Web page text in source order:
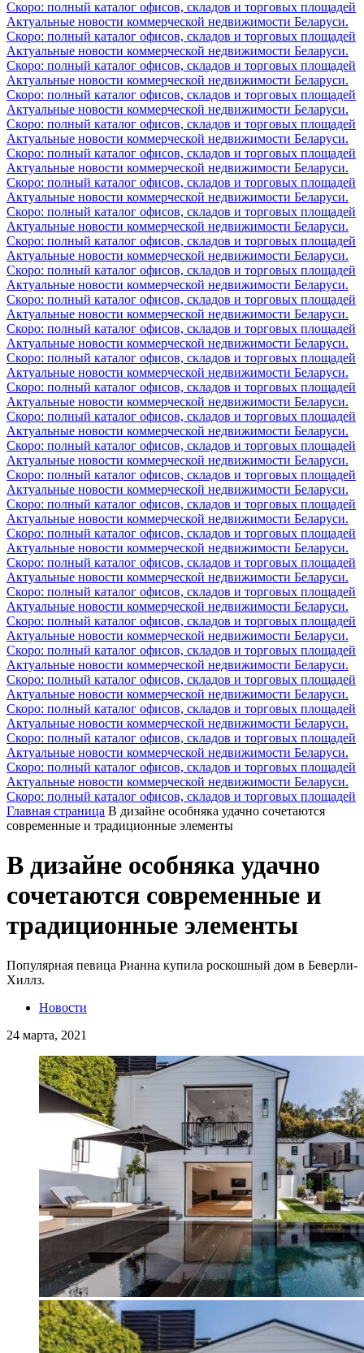
Скоро: полный каталог офисов, складов и торговых площадей
Актуальные новости коммерческой недвижимости Беларуси.
Скоро: полный каталог офисов, складов и торговых площадей
Актуальные новости коммерческой недвижимости Беларуси.
Скоро: полный каталог офисов, складов и торговых площадей
Актуальные новости коммерческой недвижимости Беларуси.
Скоро: полный каталог офисов, складов и торговых площадей
Актуальные новости коммерческой недвижимости Беларуси.
Скоро: полный каталог офисов, складов и торговых площадей
Актуальные новости коммерческой недвижимости Беларуси.
Скоро: полный каталог офисов, складов и торговых площадей
Актуальные новости коммерческой недвижимости Беларуси.
Скоро: полный каталог офисов, складов и торговых площадей
Актуальные новости коммерческой недвижимости Беларуси.
Скоро: полный каталог офисов, складов и торговых площадей
Актуальные новости коммерческой недвижимости Беларуси.
Скоро: полный каталог офисов, складов и торговых площадей
Актуальные новости коммерческой недвижимости Беларуси.
Скоро: полный каталог офисов, складов и торговых площадей
Актуальные новости коммерческой недвижимости Беларуси.
Скоро: полный каталог офисов, складов и торговых площадей
Актуальные новости коммерческой недвижимости Беларуси.
Скоро: полный каталог офисов, складов и торговых площадей
Актуальные новости коммерческой недвижимости Беларуси.
Скоро: полный каталог офисов, складов и торговых площадей
Актуальные новости коммерческой недвижимости Беларуси.
Скоро: полный каталог офисов, складов и торговых площадей
Актуальные новости коммерческой недвижимости Беларуси.
Скоро: полный каталог офисов, складов и торговых площадей
Актуальные новости коммерческой недвижимости Беларуси.
Скоро: полный каталог офисов, складов и торговых площадей
Актуальные новости коммерческой недвижимости Беларуси.
Скоро: полный каталог офисов, складов и торговых площадей
Актуальные новости коммерческой недвижимости Беларуси.
Скоро: полный каталог офисов, складов и торговых площадей
Актуальные новости коммерческой недвижимости Беларуси.
Скоро: полный каталог офисов, складов и торговых площадей
Актуальные новости коммерческой недвижимости Беларуси.
Скоро: полный каталог офисов, складов и торговых площадей
Актуальные новости коммерческой недвижимости Беларуси.
Скоро: полный каталог офисов, складов и торговых площадей
Актуальные новости коммерческой недвижимости Беларуси.
Скоро: полный каталог офисов, складов и торговых площадей
Актуальные новости коммерческой недвижимости Беларуси.
Скоро: полный каталог офисов, складов и торговых площадей
Актуальные новости коммерческой недвижимости Беларуси.
Скоро: полный каталог офисов, складов и торговых площадей
Актуальные новости коммерческой недвижимости Беларуси.
Скоро: полный каталог офисов, складов и торговых площадей
Актуальные новости коммерческой недвижимости Беларуси.
Скоро: полный каталог офисов, складов и торговых площадей
Актуальные новости коммерческой недвижимости Беларуси.
Скоро: полный каталог офисов, складов и торговых площадей
Актуальные новости коммерческой недвижимости Беларуси.
Скоро: полный каталог офисов, складов и торговых площадей
Главная страница В дизайне особняка удачно сочетаются
современные и традиционные элементы
В дизайне особняка удачно
сочетаются современные и
традиционные элементы
Популярная певица Рианна купила роскошный дом в Беверли-
Хиллз.
Новости
24 марта, 2021